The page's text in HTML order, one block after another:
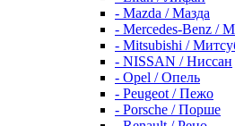
- Mazda / Мазда
- Mercedes-Benz /
- Mitsubishi /
- NISSAN / Ниссан
- Opel / Опель
- Peugeot / Пежо
- Porsche / Порше